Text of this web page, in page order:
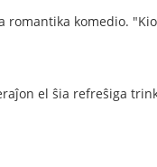
komedio.
el ŝia refreŝiga